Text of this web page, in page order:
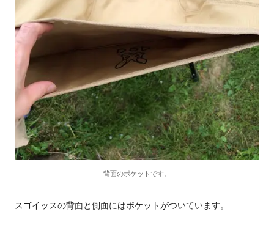
背面のポケットです。
スゴイッスの背面と側面にはポケットがついています。